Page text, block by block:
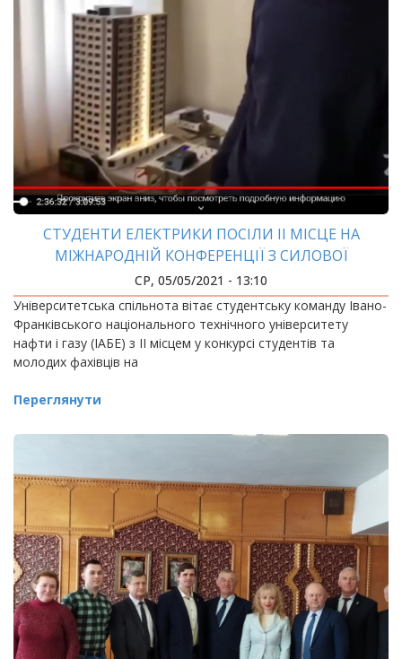
СТУДЕНТИ ЕЛЕКТРИКИ ПОСІЛИ ІІ МІСЦЕ НА
МІЖНАРОДНІЙ КОНФЕРЕНЦІЇ З СИЛОВОЇ
ЕЛЕКТРОНІКИ
СР, 05/05/2021 - 13:10
Університетська спільнота вітає студентську команду Івано-
Франківського національного технічного університету
нафти і газу (ІАБЕ) з ІІ місцем у конкурсі студентів та
молодих фахівців на
Переглянути